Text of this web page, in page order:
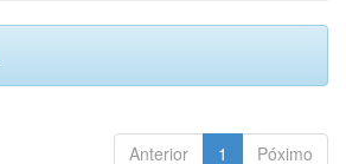
Anterior 1 Póximo